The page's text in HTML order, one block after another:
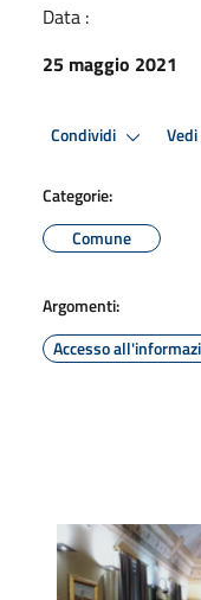
Data :
25 maggio 2021
Condividi
Categorie:
Comune
Argomenti:
Accesso